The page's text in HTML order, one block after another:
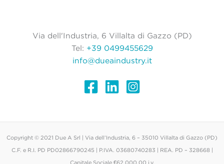
Via dell'Industria, 6 Villalta di Gazzo (PD)
Tel: +39 0499455629
info@dueaindustry.it
Copyright © 2021 Due A Srl | Via dell’Industria, 6 – 35010 Villalta di Gazzo (PD)
C.F. e R.I. PD PD02866790245 | P.IVA. 03680740283 | REA. PD – 328668 |